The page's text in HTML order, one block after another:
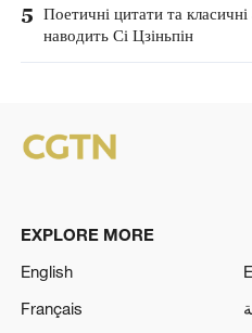
5 Поетичні цитати та
наводить Сі Цзіньпін
EXPLORE MORE
English
Français